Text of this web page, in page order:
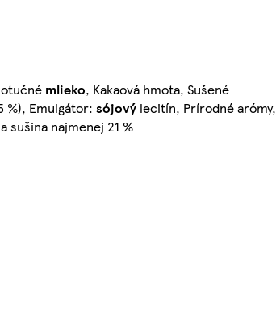
mlieko, Kakaová hmota, Sušené
%), Emulgátor: sójový lecitín, Prírodné arómy,
sušina najmenej 21 %